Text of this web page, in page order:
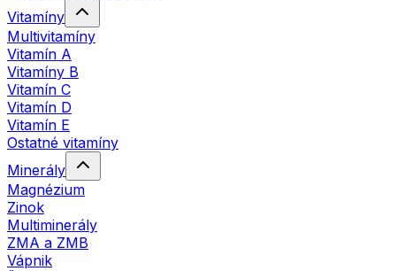
Vitamíny
Multivitamíny
Vitamín A
Vitamíny B
Vitamín C
Vitamín D
Vitamín E
Ostatné vitamíny
Minerály
Magnézium
Zinok
Multiminerály
ZMA a ZMB
Vápnik